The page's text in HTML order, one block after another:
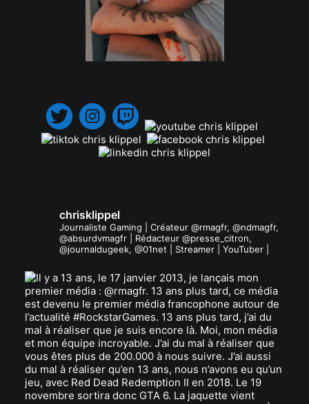
chrisklippel
Journaliste Gaming | Créateur @rmagfr, @ndmagfr,
@absurdvmagfr | Rédacteur @presse_citron,
@journaldugeek, @01net | Streamer | YouTuber |